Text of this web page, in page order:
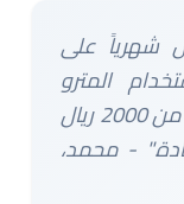
أكثر من 3000 ريال شهرياً على
المترو
والحافلات، تمكنت من توفير أكثر من 2000 ريال
- محمد،